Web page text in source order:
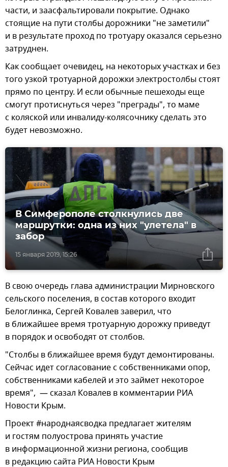
части, и заасфальтировали покрытие. Однако
стоящие на пути столбы дорожники "не заметили"
и в результате проход по тротуару оказался серьезно
затруднен.
Как сообщает очевидец, на некоторых участках и без
того узкой тротуарной дорожки электростолбы стоят
прямо по центру. И если обычные пешеходы еще
смогут протиснуться через "преграды", то маме
с коляской или инвалиду-колясочнику сделать это
будет невозможно.
15 января 2019, 15:26
В Симферополе столкнулись две
маршрутки: одна из них "улетела" в
забор
В свою очередь глава администрации Мирновского
сельского поселения, в состав которого входит
Белоглинка, Сергей Ковалев заверил, что
в ближайшее время тротуарную дорожку приведут
в порядок и освободят от столбов.
"Столбы в ближайшее время будут демонтированы.
Сейчас идет согласование с собственниками опор,
собственниками кабелей и это займет некоторое
время", — сказал Ковалев в комментарии РИА
Новости Крым.
Проект #народнаясводка предлагает жителям
и гостям полуострова принять участие
в информационной жизни региона, сообщив
в редакцию сайта РИА Новости Крым